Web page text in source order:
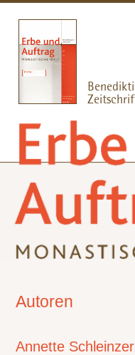
Autoren
Annette Schleinzer